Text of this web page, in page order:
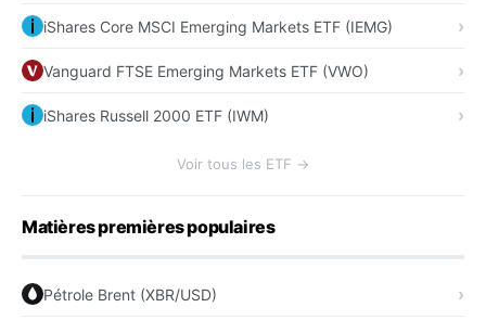
iShares Core MSCI Emerging Markets ETF (IEMG)
Vanguard FTSE Emerging Markets ETF (VWO)
iShares Russell 2000 ETF (IWM)
Voir tous les ETF →
Matières premières populaires
Pétrole Brent (XBR/USD)